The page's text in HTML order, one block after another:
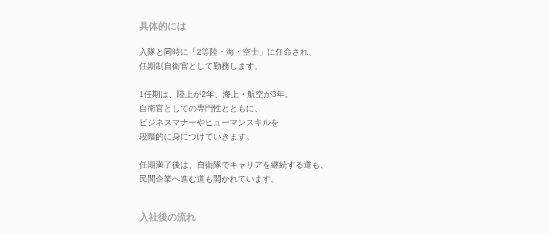
具体的には
入隊と同時に「2等陸・海・空士」に任命され、
任期制自衛官として勤務します。
1任期は、陸上が2年、海上・航空が3年。
自衛官としての専門性とともに、
ビジネスマナーやヒューマンスキルを
段階的に身につけていきます。
任期満了後は、自衛隊でキャリアを継続する道も、
民間企業へ進む道も開かれています。
入社後の流れ